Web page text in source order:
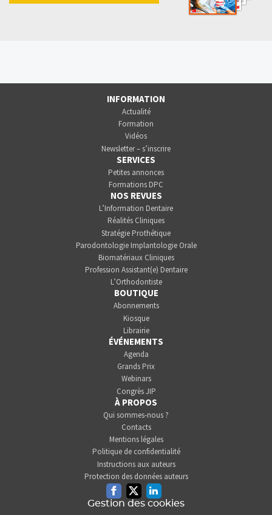
INFORMATION
Actualité
Formation
Vidéos
Newsletter – s’inscrire
SERVICES
Petites annonces
Formations DPC
NOS REVUES
L’Information Dentaire
Réalités Cliniques
Stratégie Prothétique
Parodontologie Implantologie Orale
Biomatériaux Cliniques
Profession Assistant(e) Dentaire
L’Orthodontiste
BOUTIQUE
Abonnements
Kiosque
Librairie
ÉVÉNEMENTS
Agenda
Grands Prix
Webinars
Congrès JIP
À PROPOS
Qui sommes-nous ?
Contacts
Mentions légales
Politique de confidentialité
Instructions aux auteurs
Protection des données auteurs
FacebookTwitterLinkedin
Gestion des cookies